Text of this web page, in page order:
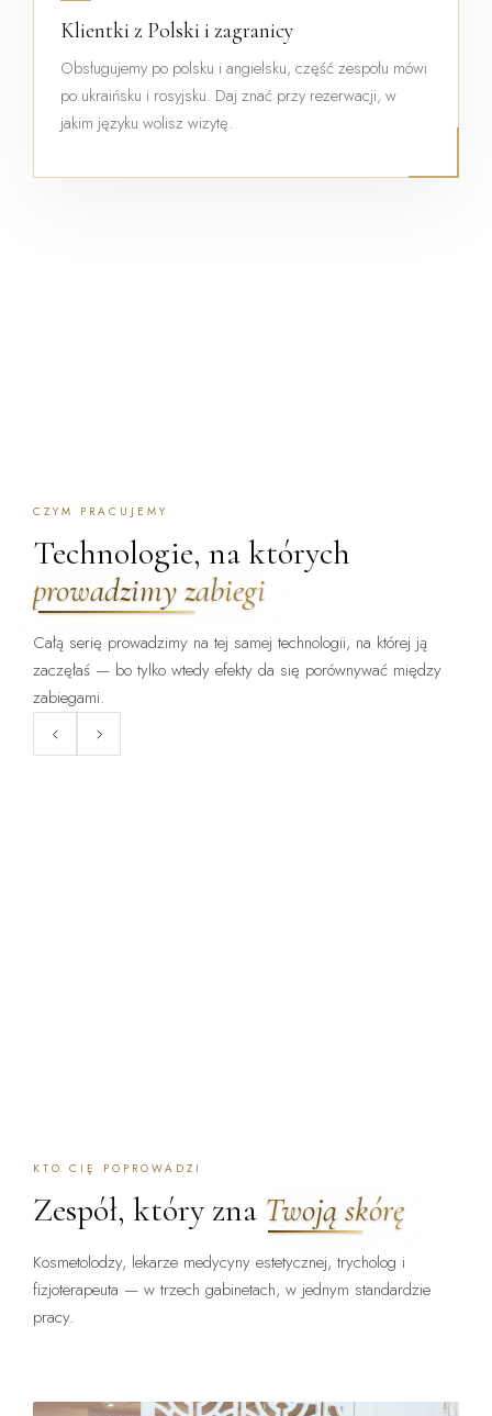
Klientki z Polski i zagranicy
Obsługujemy po polsku i angielsku, część zespołu mówi
po ukraińsku i rosyjsku. Daj znać przy rezerwacji, w
jakim języku wolisz wizytę.
CZYM PRACUJEMY
Technologie, na których
prowadzimy zabiegi
Całą serię prowadzimy na tej samej technologii, na której ją
zaczęłaś — bo tylko wtedy efekty da się porównywać między
zabiegami.
ZABIEG DOSTĘPNY:
WARSZAWA · KRAKÓW
ClearLift
Laser frakcyjny bez okresu
ZABIEG DOSTĘPNY:
KTO CIĘ POPROWADZI
Zespół, który zna Twoją skórę
Kosmetolodzy, lekarze medycyny estetycznej, trycholog i
fizjoterapeuta — w trzech gabinetach, w jednym standardzie
pracy.